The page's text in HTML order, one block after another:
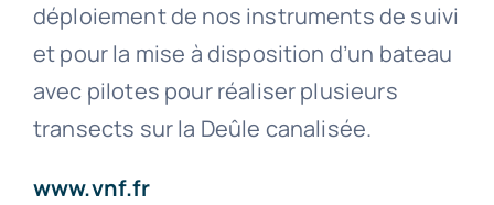
déploiement de nos instruments de suivi
et pour la mise à disposition d’un bateau
avec pilotes pour réaliser plusieurs
transects sur la Deûle canalisée.
www.vnf.fr